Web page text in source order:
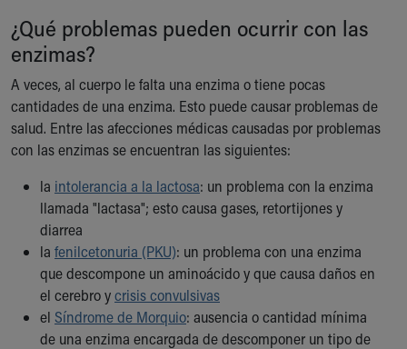
Rest Accommodations
Visiting
Department of Public Safety
Health Info
Health Information
Healthy Info, Healthy Kids
Inside Children's Blog
KidsHealth Topics
Family Library
Educational Resources
Injury Prevention
Medical Records
Symptom Checker
Skip to main content
¿Qué problemas pueden ocurrir con las
enzimas?
A veces, al cuerpo le falta una enzima o tiene pocas
cantidades de una enzima. Esto puede causar problemas de
salud. Entre las afecciones médicas causadas por problemas
con las enzimas se encuentran las siguientes:
la intolerancia a la lactosa: un problema con la enzima
llamada "lactasa"; esto causa gases, retortijones y
diarrea
la fenilcetonuria (PKU): un problema con una enzima
que descompone un aminoácido y que causa daños en
el cerebro ycrisis convulsivas
el Síndrome de Morquio: ausencia o cantidad mínima
de una enzima encargada de descomponer un tipo de